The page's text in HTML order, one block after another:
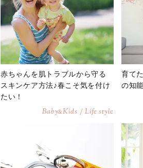
赤ちゃんを肌トラブルから守る
スキンケア方法♪春こそ気を付け
たい！
Baby&Kids / Life style
育て
の知